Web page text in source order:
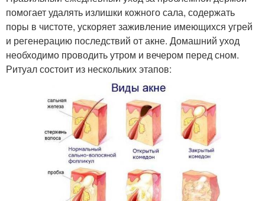
помогает удалять излишки кожного сала, содержать
поры в чистоте, ускоряет заживление имеющихся угрей
и регенерацию последствий от акне. Домашний уход
необходимо проводить утром и вечером перед сном.
Ритуал состоит из нескольких этапов: